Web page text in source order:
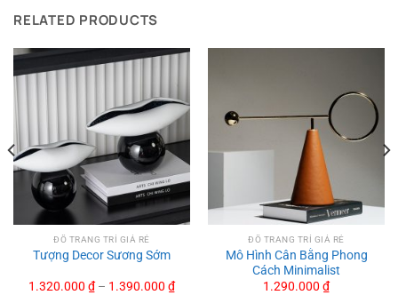
RELATED PRODUCTS
ĐỒ TRANG TRÍ GIÁ RẺ
Tượng Decor Sương Sớm
1.320.000 ₫– 1.390.000 ₫
ĐỒ TRANG TRÍ GIÁ RẺ
Mô Hình Cân Bằng Phong
Cách Minimalist
1.290.000 ₫